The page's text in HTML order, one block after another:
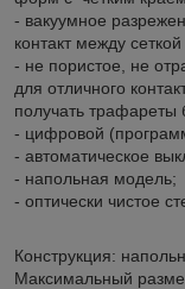
- вакуумное
контакт между
- не пористое, не
для отличного
получать
- цифровой
- автоматическое
- напольная модель;
- оптически чистое
Конструкция:
Максимальный